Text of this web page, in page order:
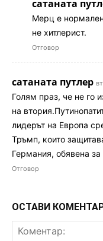
сатаната
Мерц е
не хитлерист.
Отговор
сатаната путлер
Голям праз, че не го
на
лидерът на Европа
Тръмп, които
Германия, обявена за
Отговор
ОСТАВИ